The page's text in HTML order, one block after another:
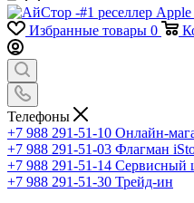
Избранные товары 0
Телефоны
+7 988 291-51-10 Онлайн-
+7 988 291-51-03 Флагман
+7 988 291-51-14 Сервисный
+7 988 291-51-30 Трейд-ин